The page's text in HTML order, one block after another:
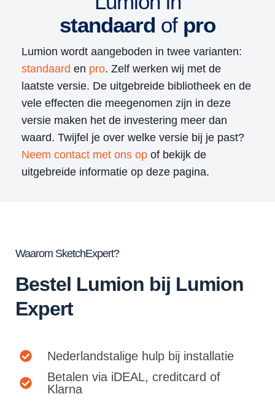
standaard of pro
Lumion wordt aangeboden in twee varianten:
standaard en pro. Zelf werken wij met de
laatste versie. De uitgebreide bibliotheek en de
vele effecten die meegenomen zijn in deze
versie maken het de investering meer dan
waard. Twijfel je over welke versie bij je past?
Neem contact met ons op of bekijk de
uitgebreide informatie op deze pagina.
Waarom SketchExpert?
Bestel Lumion bij Lumion
Expert
Nederlandstalige hulp bij installatie
Betalen via iDEAL, creditcard of
Klarna